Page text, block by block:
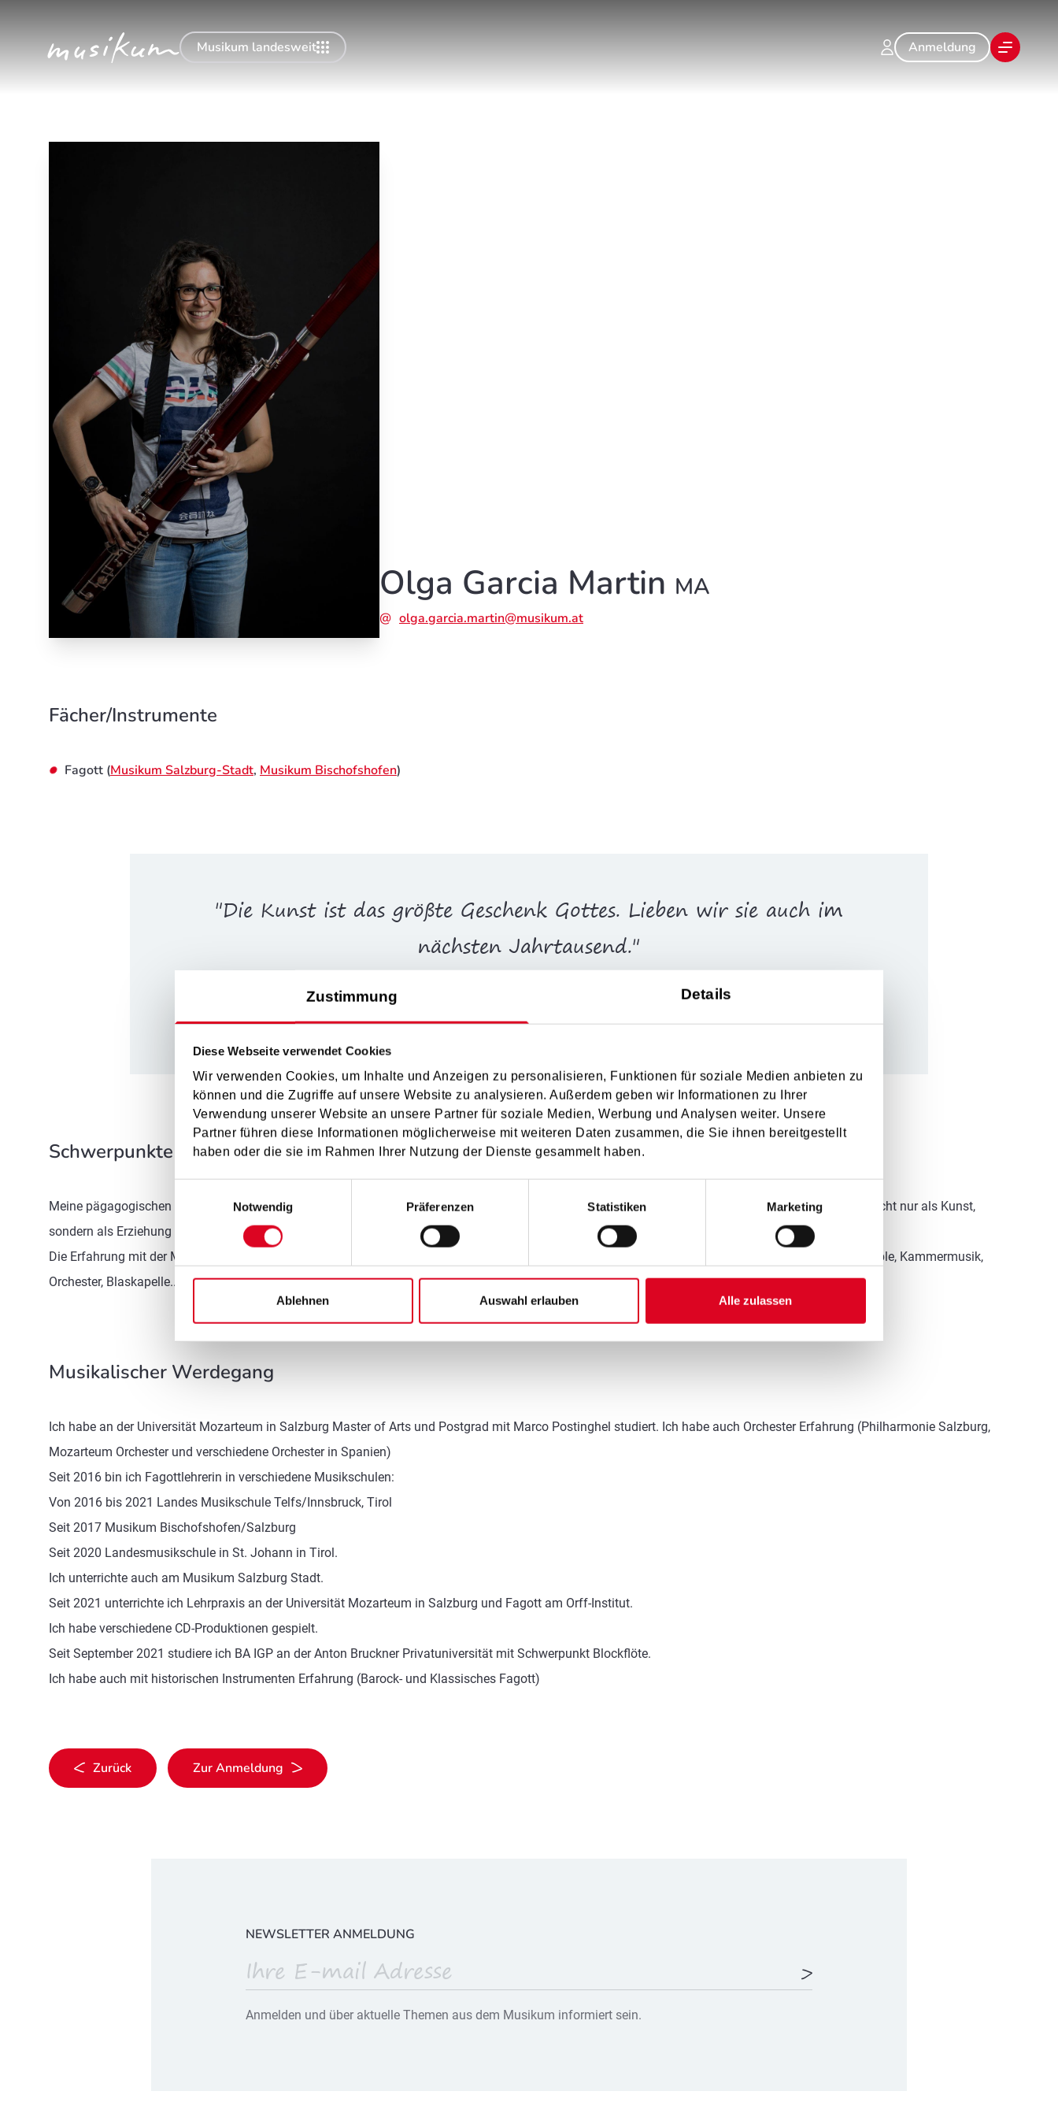
Zustimmung Details
Diese Webseite verwendet Cookies
Wir verwenden Cookies, um Inhalte und Anzeigen zu personalisieren, Funktionen für soziale Medien anbieten zu
können und die Zugriffe auf unsere Website zu analysieren. Außerdem geben wir Informationen zu Ihrer
Verwendung unserer Website an unsere Partner für soziale Medien, Werbung und Analysen weiter. Unsere
Partner führen diese Informationen möglicherweise mit weiteren Daten zusammen, die Sie ihnen bereitgestellt
haben oder die sie im Rahmen Ihrer Nutzung der Dienste gesammelt haben.
Notwendig
Präferenzen Statistiken Marketing
Ablehnen Auswahl erlauben Alle zulassen
Musikum landesweit Anmeldung
Olga Garcia Martin MA
olga.garcia.martin@musikum.at
Fächer/Instrumente
Fagott (Musikum Salzburg-Stadt, Musikum Bischofshofen)
"Die Kunst ist das größte Geschenk Gottes. Lieben wir sie auch im
nächsten Jahrtausend."
"Die Musik ist die einzige Sprache der Welt, die alle Menschen
verstehen können." (Nikolaus Johann Harnoncourt)
Schwerpunkte im Unterricht
Meine pägagogischen Ziele am Musikum sind, jedem Menschen, egal welchen Alters, die Möglichkeit zu geben, das Fagott zu spielen und die Musik nicht nur als Kunst,
sondern als Erziehung zu erfahren. Ohne Kunst und Kultur kann ein Mensch nicht richtig wachsen.
Die Erfahrung mit der Musik kann so reich sein und hat soziale Aspekte. Ein wichtiger Punkt für mich ist es, mit anderen zusammen zu spielen (Ensemble, Kammermusik,
Orchester, Blaskapelle...)
Musikalischer Werdegang
Ich habe an der Universität Mozarteum in Salzburg Master of Arts und Postgrad mit Marco Postinghel studiert. Ich habe auch Orchester Erfahrung (Philharmonie Salzburg,
Mozarteum Orchester und verschiedene Orchester in Spanien)
Seit 2016 bin ich Fagottlehrerin in verschiedene Musikschulen:
Von 2016 bis 2021 Landes Musikschule Telfs/Innsbruck, Tirol
Seit 2017 Musikum Bischofshofen/Salzburg
Seit 2020 Landesmusikschule in St. Johann in Tirol.
Ich unterrichte auch am Musikum Salzburg Stadt.
Seit 2021 unterrichte ich Lehrpraxis an der Universität Mozarteum in Salzburg und Fagott am Orff-Institut.
Ich habe verschiedene CD-Produktionen gespielt.
Seit September 2021 studiere ich BA IGP an der Anton Bruckner Privatuniversität mit Schwerpunkt Blockflöte.
Ich habe auch mit historischen Instrumenten Erfahrung (Barock- und Klassisches Fagott)
Zurück Zur Anmeldung
NEWSLETTER ANMELDUNG
Anmelden und über aktuelle Themen aus dem Musikum informiert sein.